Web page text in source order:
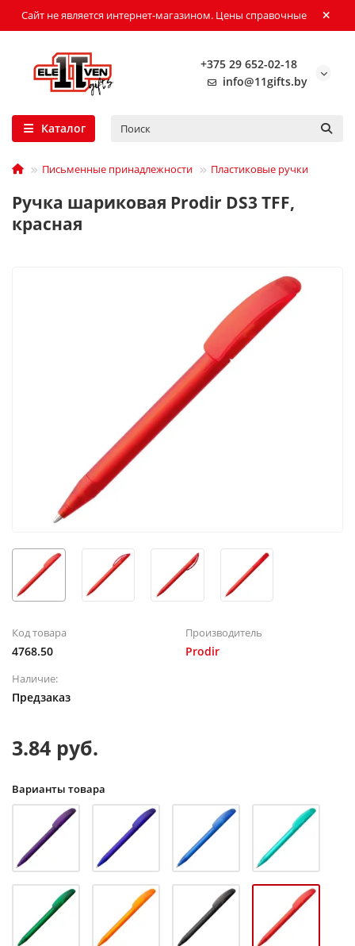
Сайт не является интернет-магазином. Цены справочные
+375 29 652-02-18
info@11gifts.by
Каталог
Письменные принадлежности Пластиковые ручки
Ручка шариковая Prodir DS3 TFF,
красная
Код товара
4768.50
Производитель
Prodir
Наличие:
Предзаказ
3.84 руб.
Варианты товара